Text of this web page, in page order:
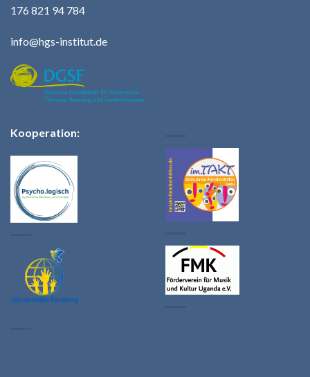
176 821 94 784
info@hgs-institut.de
Kooperation: